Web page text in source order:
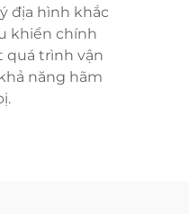
địa hình khắc
khiển chính
quá trình vận
năng hãm